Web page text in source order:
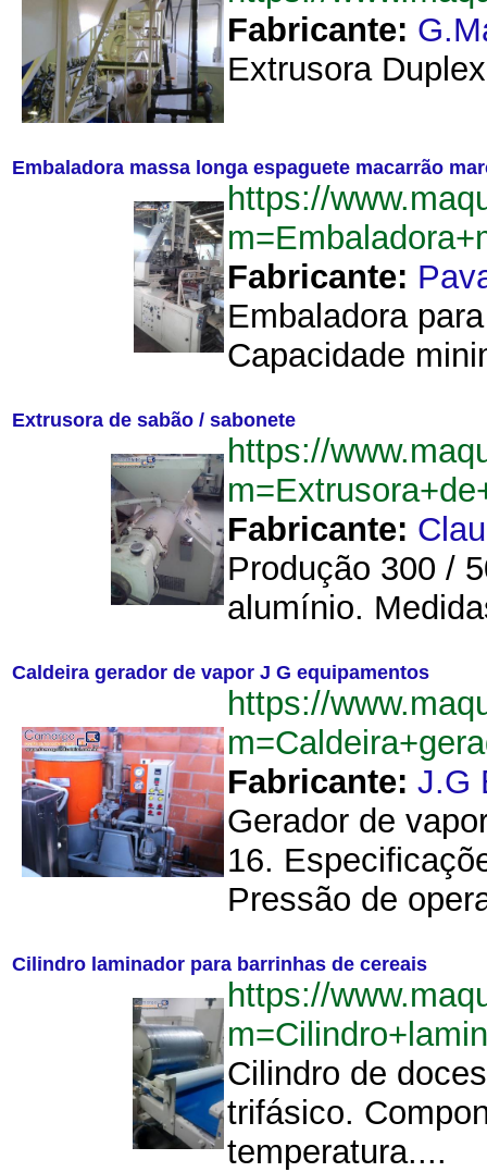
Fabricante:
Extrusora
Embaladora massa longa espaguete macarrão
https://
Fabricante:
Embaladora
Capacidade
Extrusora de sabão / sabonete
https://
Fabricante:
Produção 300 /
alumínio.
Caldeira gerador de vapor J G equipamentos
https://
Fabricante: J.G
Gerador de
16.
Pressão de
Cilindro laminador para barrinhas de cereais
https://
Cilindro de
trifásico.
temperatura....